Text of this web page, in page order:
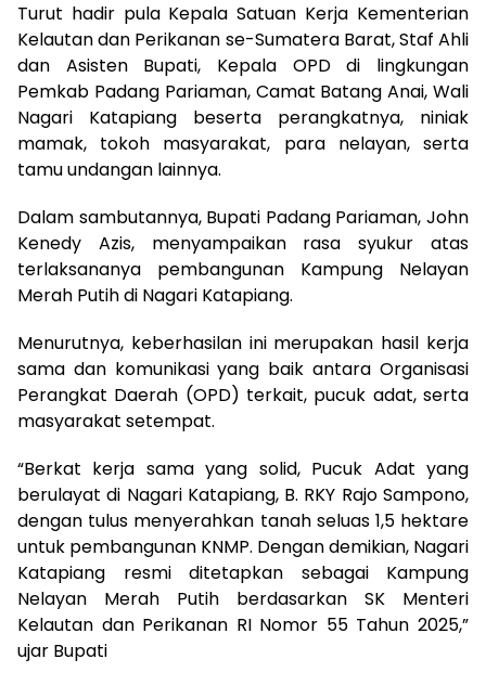
Turut hadir pula Kepala Satuan Kerja Kementerian
Kelautan dan Perikanan se-Sumatera Barat, Staf Ahli
dan Asisten Bupati, Kepala OPD di lingkungan
Pemkab Padang Pariaman, Camat Batang Anai, Wali
Nagari Katapiang beserta perangkatnya, niniak
mamak, tokoh masyarakat, para nelayan, serta
tamu undangan lainnya.
Dalam sambutannya, Bupati Padang Pariaman, John
Kenedy Azis, menyampaikan rasa syukur atas
terlaksananya pembangunan Kampung Nelayan
Merah Putih di Nagari Katapiang.
Menurutnya, keberhasilan ini merupakan hasil kerja
sama dan komunikasi yang baik antara Organisasi
Perangkat Daerah (OPD) terkait, pucuk adat, serta
masyarakat setempat.
“Berkat kerja sama yang solid, Pucuk Adat yang
berulayat di Nagari Katapiang, B. RKY Rajo Sampono,
dengan tulus menyerahkan tanah seluas 1,5 hektare
untuk pembangunan KNMP. Dengan demikian, Nagari
Katapiang resmi ditetapkan sebagai Kampung
Nelayan Merah Putih berdasarkan SK Menteri
Kelautan dan Perikanan RI Nomor 55 Tahun 2025,”
ujar Bupati